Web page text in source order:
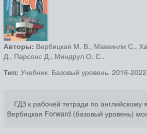
Авторы: Вербицкая М. В., Маккинли С.,
Д., Парсонс Д., Миндрул О. С..
Тип: Учебник. Базовый уровень. 2016-2022
ГДЗ к рабочей тетради по английскому
Вербицкая Forward (базовый уровень)